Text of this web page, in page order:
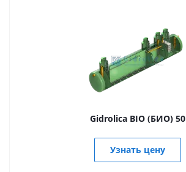
Gidrolica BIO (БИО) 50
Узнать цену